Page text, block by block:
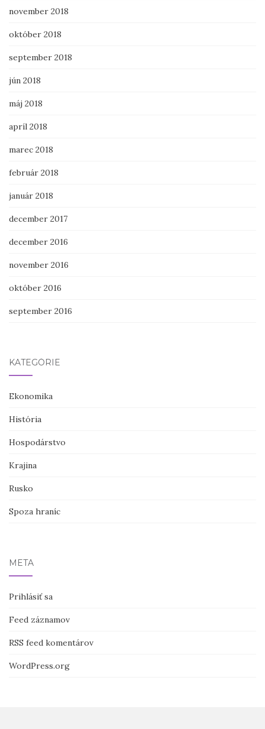
november 2018
október 2018
september 2018
jún 2018
máj 2018
apríl 2018
marec 2018
február 2018
január 2018
december 2017
december 2016
november 2016
október 2016
september 2016
KATEGÓRIE
Ekonomika
História
Hospodárstvo
Krajina
Rusko
Spoza hraníc
META
Prihlásiť sa
Feed záznamov
RSS feed komentárov
WordPress.org